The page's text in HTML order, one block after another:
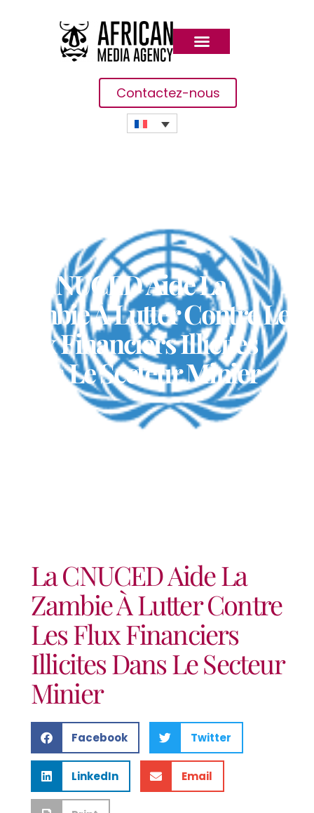
Contactez-nous
La CNUCED Aide La
Zambie À Lutter Contre Les
Flux Financiers Illicites
Dans Le Secteur Minier
La CNUCED Aide La
Zambie À Lutter Contre
Les Flux Financiers
Illicites Dans Le Secteur
Minier
Facebook Twitter
LinkedIn Email